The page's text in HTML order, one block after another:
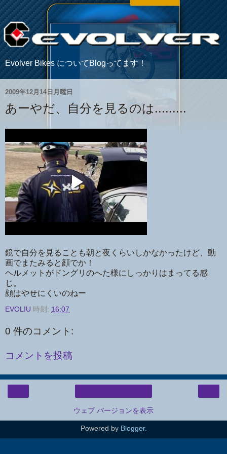
Evolver Bikes についてBlogってます！
2009年12月14日月曜日
あーやだ、自分を見るのは.........
鏡で自分を見ることも朝と夜くらいしかなかったけど、動
画でまたみると顔でか！
ヘルメットがドングリのへた様にしっかりはまってる感
じ。
顔はやせにくいのねー
EVOLIU 時刻: 16:07
0 件のコメント:
コメントを投稿
ウェブ バージョンを表示
Powered by Blogger.